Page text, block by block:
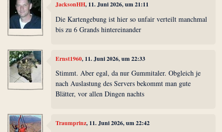
JacksonHH, 11. Juni 2026, um 21:11
Die Kartengebung ist hier so unfair verteilt manchmal
bis zu 6 Grands hintereinander
Ernst1960, 11. Juni 2026, um 22:33
Stimmt. Aber egal, da nur Gummitaler. Obgleich je
nach Auslastung des Servers bekommt man gute
Blätter, vor allen Dingen nachts
Traumprinz, 11. Juni 2026, um 22:42